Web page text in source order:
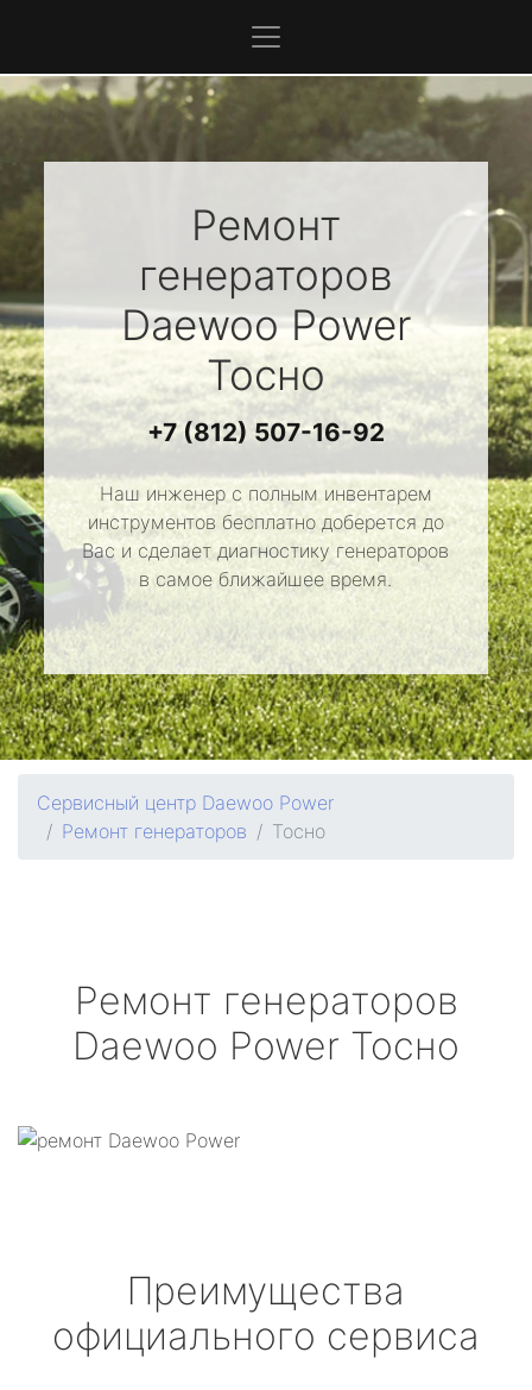
Ремонт
генераторов
Daewoo Power
Тосно
+7 (812) 507-16-92
Наш инженер с полным инвентарем
инструментов бесплатно доберется до
Вас и сделает диагностику генераторов
в самое ближайшее время.
Сервисный центр Daewoo Power
Ремонт генераторов
Тосно
Ремонт генераторов
Daewoo Power Тосно
Преимущества
официального сервиса